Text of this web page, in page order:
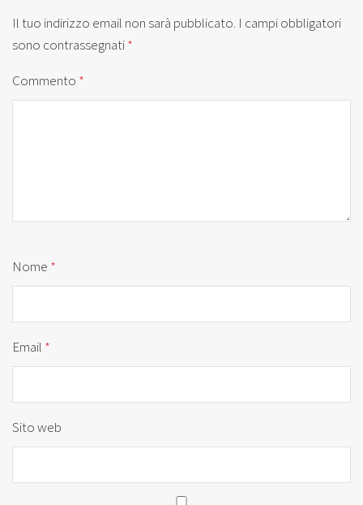
Il tuo indirizzo email non sarà pubblicato. I campi obbligatori
sono contrassegnati*
Commento *
Nome *
Email *
Sito web